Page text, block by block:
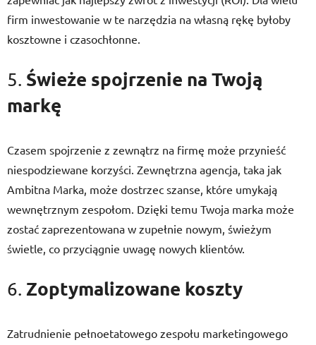
firm inwestowanie w te narzędzia na własną rękę byłoby
kosztowne i czasochłonne.
5. Świeże spojrzenie na Twoją
markę
Czasem spojrzenie z zewnątrz na firmę może przynieść
niespodziewane korzyści. Zewnętrzna agencja, taka jak
Ambitna Marka, może dostrzec szanse, które umykają
wewnętrznym zespołom. Dzięki temu Twoja marka może
zostać zaprezentowana w zupełnie nowym, świeżym
świetle, co przyciągnie uwagę nowych klientów.
6. Zoptymalizowane koszty
Zatrudnienie pełnoetatowego zespołu marketingowego